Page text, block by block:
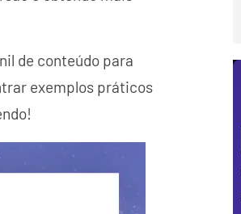
de conteúdo para
exemplos práticos